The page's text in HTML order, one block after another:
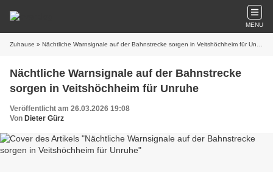
MENU
Zuhause » Nächtliche Warnsignale auf der Bahnstrecke sorgen in Veitshöchheim für Unruhe
Nächtliche Warnsignale auf der Bahnstrecke
sorgen in Veitshöchheim für Unruhe
Veröffentlicht am 26.03.2026 19:08
Von Dieter Gürz